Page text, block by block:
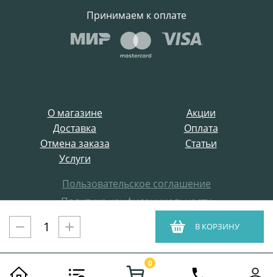
В КОРЗИНУ
О магазине
Акции
Доставка
Оплата
Отмена заказа
Статьи
Услуги
Пользовательское соглашение
Политика конфиденциальности
Все права защищены
ProffElectro.ru © 2021
Принимаем к оплате
0